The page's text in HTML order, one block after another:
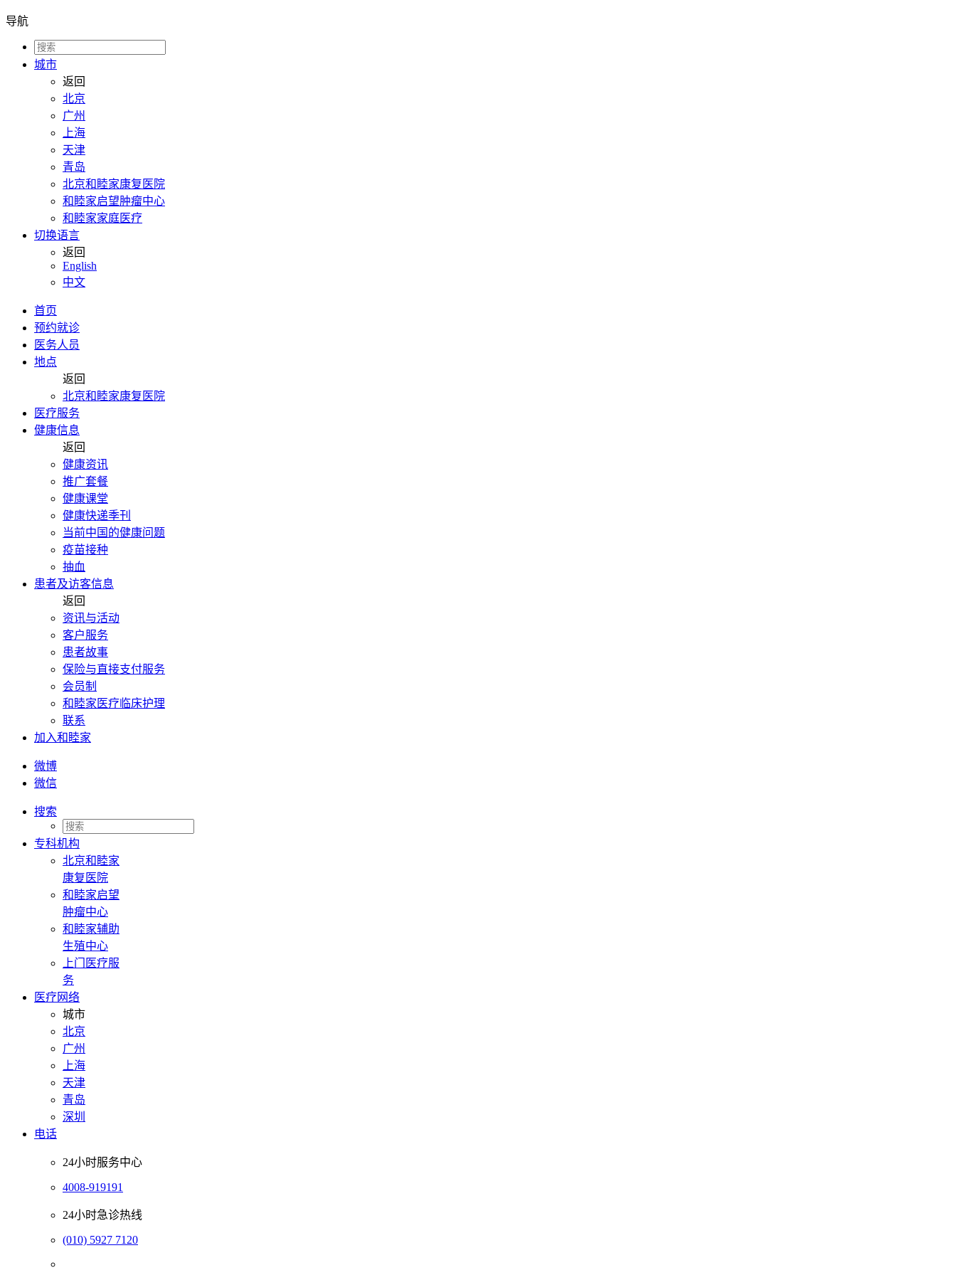
导航
城市
返回
北京
广州
上海
天津
青岛
北京和睦家康复医院
和睦家启望肿瘤中心
和睦家家庭医疗
切换语言
返回
English
中文
首页
预约就诊
医务人员
地点
返回
北京和睦家康复医院
医疗服务
健康信息
返回
健康资讯
推广套餐
健康课堂
健康快递季刊
当前中国的健康问题
疫苗接种
抽血
患者及访客信息
返回
资讯与活动
客户服务
患者故事
保险与直接支付服务
会员制
和睦家医疗临床护理
联系
加入和睦家
微博
微信
搜索
专科机构
北京和睦家
康复医院
和睦家启望
肿瘤中心
和睦家辅助
生殖中心
上门医疗服
务
医疗网络
城市
北京
广州
上海
天津
青岛
深圳
电话
24小时服务中心
4008-919191
24小时急诊热线
(010) 5927 7120